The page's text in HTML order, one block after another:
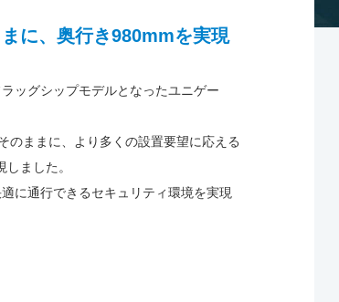
に、奥行き980mmを実現
ッグシップモデルとなったユニゲー
のままに、より多くの設置要望に応える
ました。
に通行できるセキュリティ環境を実現